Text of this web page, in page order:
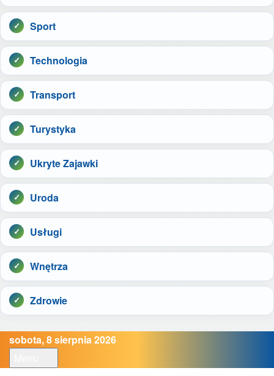
Sport
Technologia
Transport
Turystyka
Ukryte Zajawki
Uroda
Usługi
Wnętrza
Zdrowie
sobota, 8 sierpnia 2026